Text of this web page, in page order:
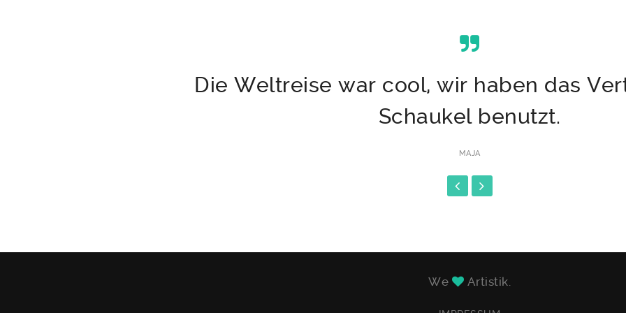
Die Weltreise war cool, wir haben das
Schaukel benutzt.
MAJA
We Artistik.